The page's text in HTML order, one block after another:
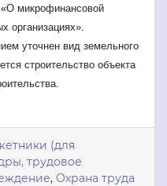
«О микрофинансовой
организациях».
уточнен вид земельного
строительство объекта
(для
трудовое
, Охрана труда